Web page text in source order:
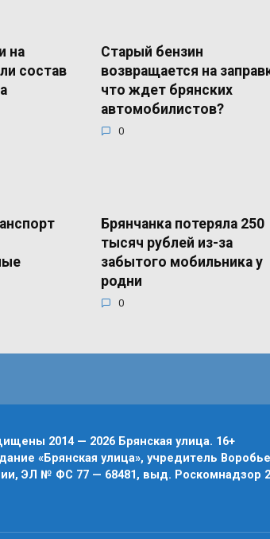
на
состав
Старый бензин
возвращается на
что ждет брянских
автомобилистов?
0
Брянчанка потеряла 250
тысяч рублей из-за
забытого мобильника у
родни
0
2014 — 2026 Брянская улица. 16+
«Брянская улица», учредитель
ЭЛ № ФС 77 — 68481, выд. Роскомнадзор